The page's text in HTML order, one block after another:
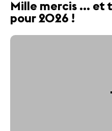
Mille mercis ... et
pour 2026 !